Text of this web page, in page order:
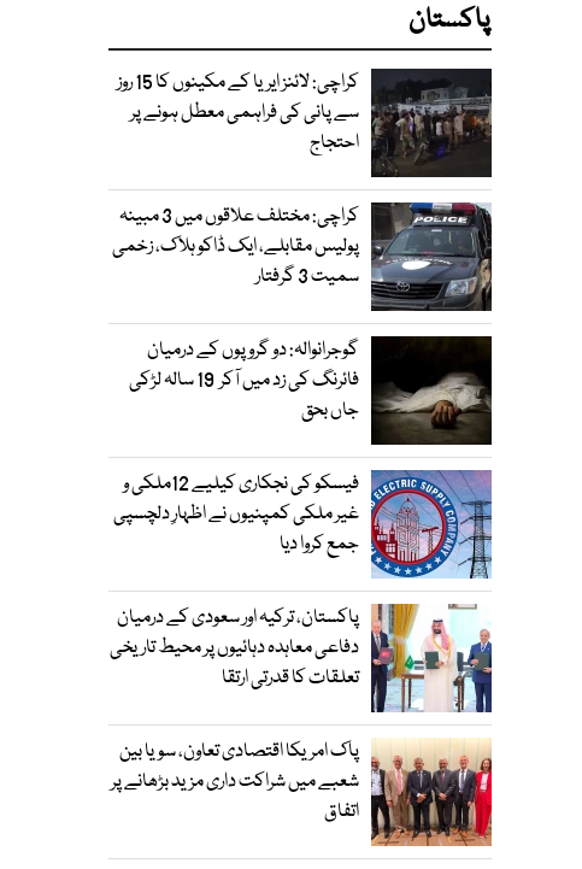
پاکستان
کراچی: لائنز ایریا کے مکینوں کا 15 روز
سے پانی کی فراہمی معطل ہونے پر
احتجاج
کراچی: مختلف علاقوں میں 3 مبینہ
پولیس مقابلے، ایک ڈاکو ہلاک، زخمی
سمیت 3 گرفتار
گوجرانوالہ: دو گروپوں کے درمیان
فائرنگ کی زد میں آکر 19 سالہ لڑکی
جاں بحق
فیسکو کی نجکاری کیلیے 12ملکی و
غیر ملکی کمپنیوں نے اظہارِ دلچسپی
جمع کروا دیا
پاکستان، ترکیہ اور سعودی کے درمیان
دفاعی معاہدہ دہائیوں پر محیط تاریخی
تعلقات کا قدرتی ارتقا
پاک امریکا اقتصادی تعاون، سویا بین
شعبے میں شراکت داری مزید بڑھانے پر
اتفاق